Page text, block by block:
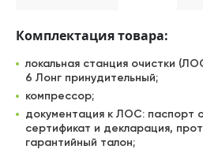
Комплектация товара:
локальная станция очистки
6 Лонг принудительный;
компрессор;
документация к ЛОС: паспорт
сертификат и декларация,
гарантийный талон;